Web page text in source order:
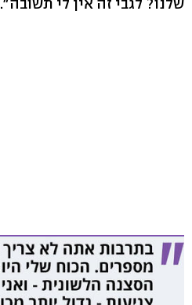
שלנו? לגבי זה אין לי תשובה".